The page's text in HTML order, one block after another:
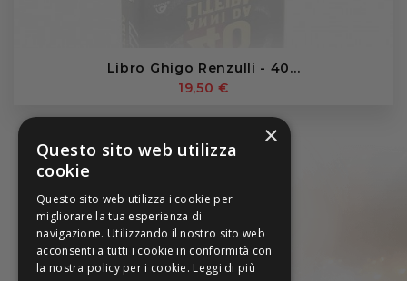
Libro Ghigo Renzulli - 40...
19,50 €
×
Questo sito web utilizza
cookie
Questo sito web utilizza i cookie per
migliorare la tua esperienza di
navigazione. Utilizzando il nostro sito web
acconsenti a tutti i cookie in conformità con
la nostra policy per i cookie. Leggi di più